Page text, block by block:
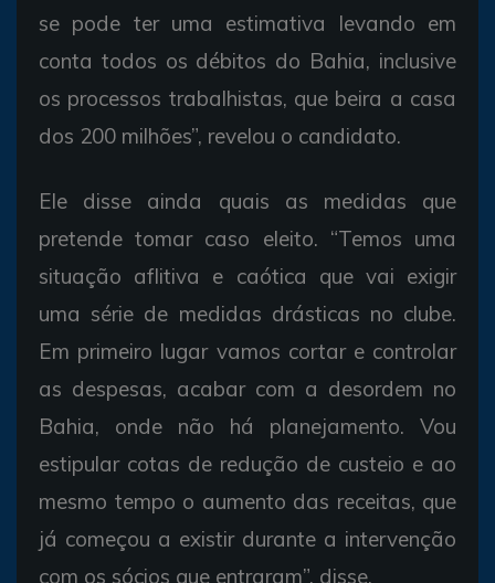
se pode ter uma estimativa levando em
conta todos os débitos do Bahia, inclusive
os processos trabalhistas, que beira a casa
dos 200 milhões”, revelou o candidato.
Ele disse ainda quais as medidas que
pretende tomar caso eleito. “Temos uma
situação aflitiva e caótica que vai exigir
uma série de medidas drásticas no clube.
Em primeiro lugar vamos cortar e controlar
as despesas, acabar com a desordem no
Bahia, onde não há planejamento. Vou
estipular cotas de redução de custeio e ao
mesmo tempo o aumento das receitas, que
já começou a existir durante a intervenção
com os sócios que entraram”, disse.